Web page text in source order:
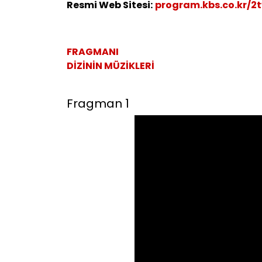
Resmi Web Sitesi: program.kbs.co.kr/
FRAGMANI
DİZİNİN MÜZİKLERİ
Fragman 1